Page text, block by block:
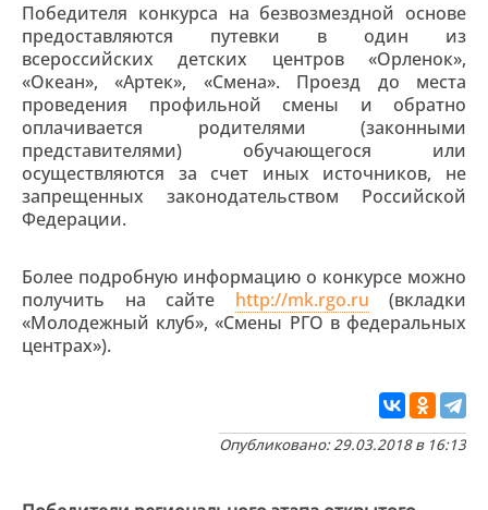
Победителя конкурса на безвозмездной основе
предоставляются путевки в один из
всероссийских детских центров «Орленок»,
«Океан», «Артек», «Смена». Проезд до места
проведения профильной смены и обратно
оплачивается родителями (законными
представителями) обучающегося или
осуществляются за счет иных источников, не
запрещенных законодательством Российской
Федерации.
Более подробную информацию о конкурсе можно
получить на сайте http://mk.rgo.ru (вкладки
«Молодежный клуб», «Смены РГО в федеральных
центрах»).
Опубликовано: 29.03.2018 в 16:13